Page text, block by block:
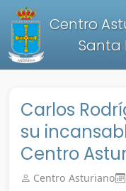
Centro
Santa
Carlos
su
Centro
Centro Asturiano